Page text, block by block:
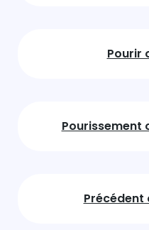
Pourir
Pourissement
Précédent